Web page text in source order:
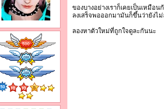
ของบางอย่างเราก็เคยเป็นเหมือน
ลงเสร็จพอออกมามันก็ขึ้นว่ายังไม่
ลองหาตัวใหม่ที่ถูกใจดูละกันนะ